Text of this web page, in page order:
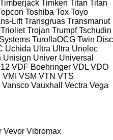
Timberjack Timken Titan Titan
Toshiba Tox Toyo
Lift Transgruas Transmanut
Trioliet Trojan Trumpf Tschudin
TurollaOCG Twin Disc
Uchida Ultra Ultra Unelec
Unisign Univer Universal
VDF Boehringer VDL VDO
VMI VSM VTN VTS
Vansco Vauxhall Vectra Vega
Vevor Vibromax